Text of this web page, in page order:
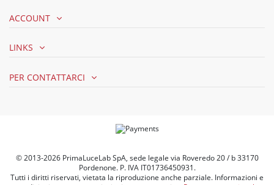
ACCOUNT
LINKS
PER CONTATTARCI
© 2013-2026 PrimaLuceLab SpA, sede legale via Roveredo 20 / b 33170
Pordenone. P. IVA IT01736450931.
Tutti i diritti riservati, vietata la riproduzione anche parziale. Informazioni e